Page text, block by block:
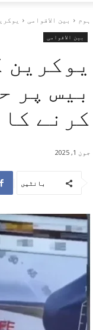
ہوم بین الاقوامی
بین الاقوامی
یوکرین
کرنے
جون 1, 2025
بانٹیں